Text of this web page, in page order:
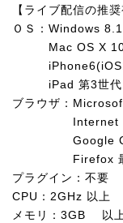
【ライブ配信の推奨
ＯＳ： Windows 8.1
Mac OS X
iPad 第3世代
ブラウザ：
Internet
Google
Firefox
プラグイン：不要
CPU ： 2GHz 以上
メモリ： 3GB
以